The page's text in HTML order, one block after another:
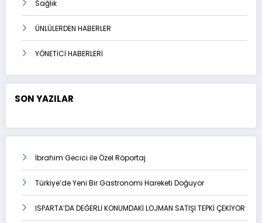
Sağlık
ÜNLÜLERDEN HABERLER
YÖNETİCİ HABERLERİ
SON YAZILAR
İbrahim Gecici ile Özel Röportaj
Türkiye’de Yeni Bir Gastronomi Hareketi Doğuyor
ISPARTA’DA DEĞERLİ KONUMDAKİ LOJMAN SATIŞI TEPKİ ÇEKİYOR